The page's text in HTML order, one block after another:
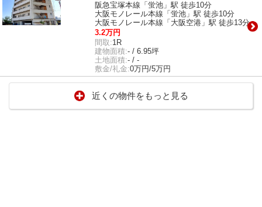
阪急宝塚本線「蛍池」駅 徒歩10分
大阪モノレール本線「蛍池」駅 徒歩10分
大阪モノレール本線「大阪空港」駅 徒歩13分
3.2万円
間取:1R
建物面積:- / 6.95坪
土地面積:- / -
敷金/礼金:0万円/5万円
近くの物件をもっと見る